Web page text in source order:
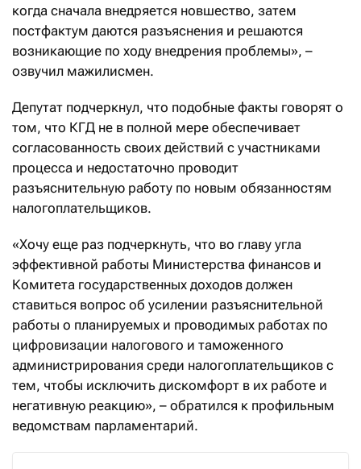
когда сначала внедряется новшество, затем
постфактум даются разъяснения и решаются
возникающие по ходу внедрения проблемы», –
озвучил мажилисмен.
Депутат подчеркнул, что подобные факты говорят о
том, что КГД не в полной мере обеспечивает
согласованность своих действий с участниками
процесса и недостаточно проводит
разъяснительную работу по новым обязанностям
налогоплательщиков.
«Хочу еще раз подчеркнуть, что во главу угла
эффективной работы Министерства финансов и
Комитета государственных доходов должен
ставиться вопрос об усилении разъяснительной
работы о планируемых и проводимых работах по
цифровизации налогового и таможенного
администрирования среди налогоплательщиков с
тем, чтобы исключить дискомфорт в их работе и
негативную реакцию», – обратился к профильным
ведомствам парламентарий.